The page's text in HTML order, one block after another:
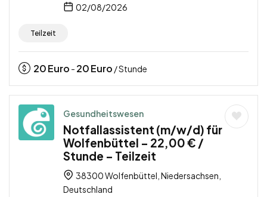
02/08/2026
Teilzeit
20Euro - 20Euro / Stunde
Gesundheitswesen
Notfallassistent (m/w/d) für
Wolfenbüttel – 22,00 € /
Stunde – Teilzeit
38300 Wolfenbüttel, Niedersachsen,
Deutschland